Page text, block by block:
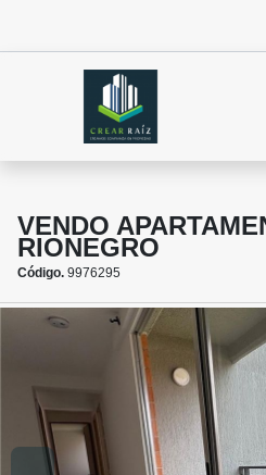
VENDO
RIONEGRO
Código. 9976295